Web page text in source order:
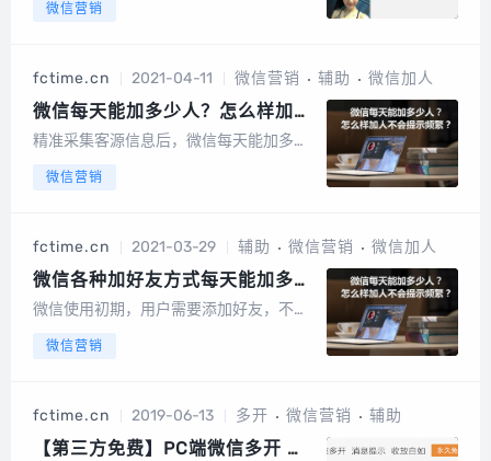
率更高！不断更新，也希望有好的方法评
微信营销
fctime.cn 2021-04-11 微信营销 辅助 微信加人
微信每天能加多少人？怎么样加人
不会提示频繁？
精准采集客源信息后，微信每天能加多少
添加好友，不过微信添加好友的人数是有
限制，我今天来给大家讲解下！微信一天
能加多少...
微信营销
fctime.cn 2021-03-29 辅助 微信营销 微信加人
微信各种加好友方式每天能加多少
人?怎么样加人不会提示频繁?
微信使用初期，用户需要添加好友，不过
解一天能加好友人数的限制来加好友，微
微信营销
fctime.cn 2019-06-13 多开 微信营销 辅助
【第三方免费】PC端微信多开 高